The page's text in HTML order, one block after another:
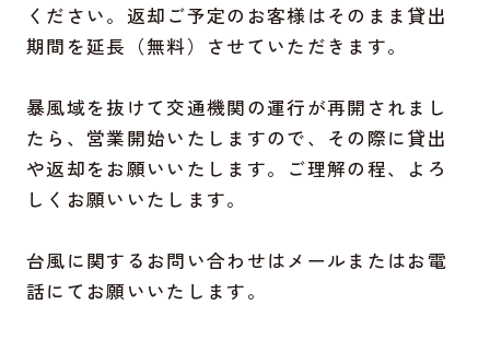
ください。返却ご予定のお客様はそのまま貸出
期間を延長（無料）させていただきます。
暴風域を抜けて交通機関の運行が再開されまし
たら、営業開始いたしますので、その際に貸出
や返却をお願いいたします。ご理解の程、よろ
しくお願いいたします。
台風に関するお問い合わせはメールまたはお電
話にてお願いいたします。